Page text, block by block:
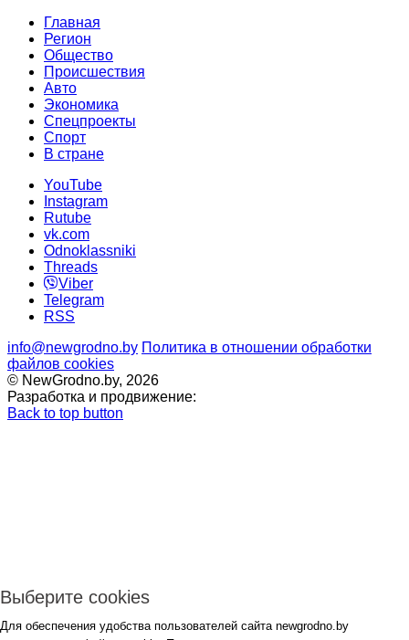
Главная
Регион
Общество
Происшествия
Авто
Экономика
Спецпроекты
Cпорт
В стране
YouTube
Instagram
Rutube
vk.com
Odnoklassniki
Threads
Viber
Telegram
RSS
info@newgrodno.by Политика в отношении обработки
файлов cookies
© NewGrodno.by, 2026
Разработка и продвижение:
Back to top button
Выберите cookies
Для обеспечения удобства пользователей сайта newgrodno.by